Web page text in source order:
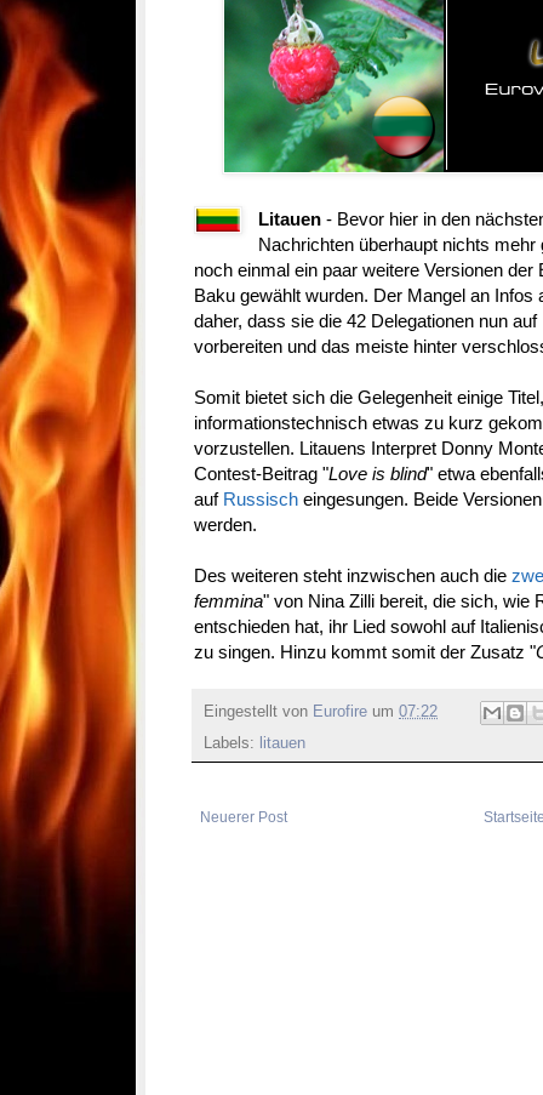
Litauen - Bevor hier in den
Nachrichten überhaupt nichts
noch einmal ein paar weitere Versionen
Baku gewählt wurden. Der Mangel an Infos
daher, dass sie die 42 Delegationen nun
vorbereiten und das meiste hinter
Somit bietet sich die Gelegenheit einige
informationstechnisch etwas zu kurz
vorzustellen. Litauens Interpret Donny
Contest-Beitrag "Love is blind" etwa
auf Russisch eingesungen. Beide
werden.
Des weiteren steht inzwischen auch die
femmina" von Nina Zilli bereit, die sich, wie
entschieden hat, ihr Lied sowohl auf
zu singen. Hinzu kommt somit der Zusatz "
Eingestellt von Eurofire um 07:22
Labels:
litauen
Neuerer Post